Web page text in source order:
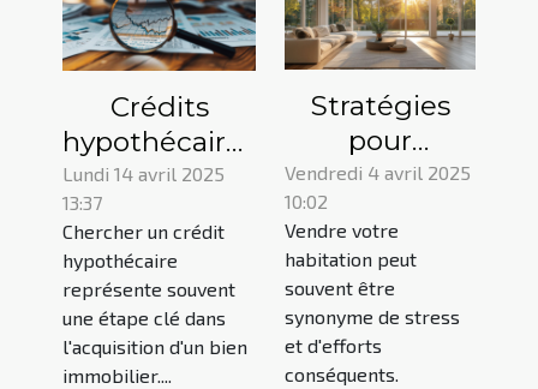
Crédits
hypothécaires
comment
trouver les
taux les plus
bas en
période de
volatilité
Lundi 14 avril 2025
13:37
Chercher un crédit
hypothécaire
représente souvent
une étape clé dans
l'acquisition d'un bien
immobilier....
Stratégies
pour
augmenter la
valeur de
votre
propriété
avant la vente
Vendredi 4 avril 2025
10:02
Vendre votre
habitation peut
souvent être
synonyme de stress
et d'efforts
conséquents.